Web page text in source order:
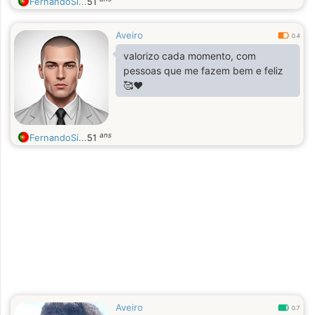
Aveiro 0.4
valorizo cada momento, com
pessoas que me fazem bem e feliz
🥰❤️
FernandoSi...51 ans
Aveiro 0.7